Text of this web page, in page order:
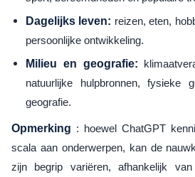
Dagelijks leven: reizen, eten,
persoonlijke ontwikkeling.
Milieu en geografie:
natuurlijke hulpbronnen, fysieke
geografie.
Opmerking : hoewel ChatGPT
scala aan onderwerpen, kan de
zijn begrip variëren, afhankelijk